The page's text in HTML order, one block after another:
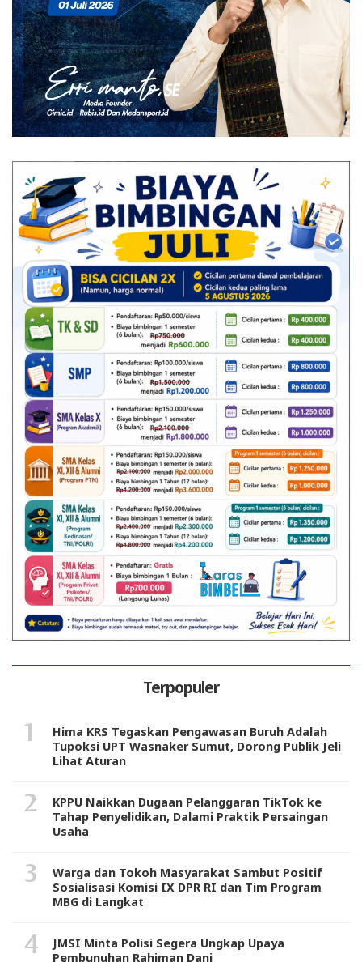
Terpopuler
Hima KRS Tegaskan Pengawasan Buruh Adalah
Tupoksi UPT Wasnaker Sumut, Dorong Publik Jeli
Lihat Aturan
KPPU Naikkan Dugaan Pelanggaran TikTok ke
Tahap Penyelidikan, Dalami Praktik Persaingan
Usaha
Warga dan Tokoh Masyarakat Sambut Positif
Sosialisasi Komisi IX DPR RI dan Tim Program
MBG di Langkat
JMSI Minta Polisi Segera Ungkap Upaya
Pembunuhan Rahiman Dani